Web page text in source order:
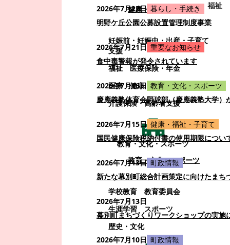
健康・福祉・子育て
妊娠前・妊娠中・出産・子育て
支援
福祉
医療保険・年金
医療・健康
介護保険・高齢者支援
教育・文化・スポーツ
教育・文化・スポーツ
学校教育
教育委員会
生涯学習
スポーツ
歴史・文化
2026年7月22日 暮らし・手続き
明野ケ丘公園公募設置管理制度事業
2026年7月21日 重要なお知らせ
食中毒警報が発令されています
2026年7月16日 教育・文化・スポーツ
慶應義塾体育会野球部（慶應義塾大学）
2026年7月15日 健康・福祉・子育て
国民健康保険税納付書の使用期限につい
2026年7月13日 町政情報
新たな幕別町総合計画策定に向けたまち
2026年7月13日
幕別町まちづくりワークショップの実施
2026年7月10日 町政情報
福祉